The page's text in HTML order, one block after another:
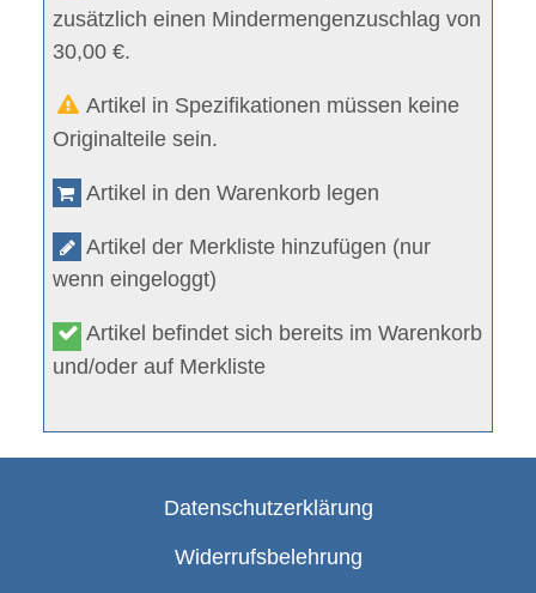
zusätzlich einen Mindermengenzuschlag von
30,00 €.
Artikel in Spezifikationen müssen keine
Originalteile sein.
Artikel in den Warenkorb legen
Artikel der Merkliste hinzufügen (nur
wenn eingeloggt)
Artikel befindet sich bereits im Warenkorb
und/oder auf Merkliste
Datenschutzerklärung
Widerrufsbelehrung